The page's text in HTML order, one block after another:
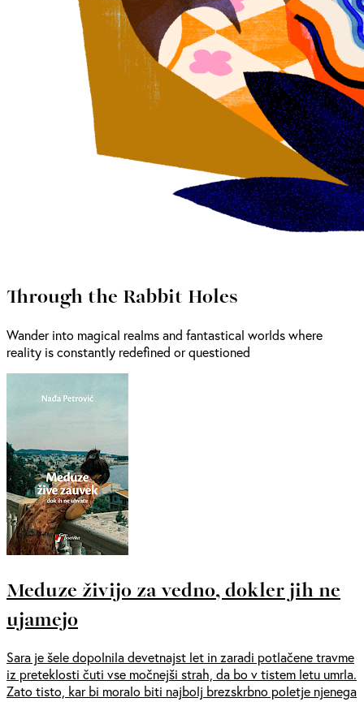
Through the Rabbit Holes
Wander into magical realms and fantastical worlds where
reality is constantly redefined or questioned
Meduze živijo za vedno, dokler jih ne
ujamejo
Sara je šele dopolnila devetnajst let in zaradi potlačene travme
iz preteklosti čuti vse močnejši strah, da bo v tistem letu umrla.
Zato tisto, kar bi moralo biti najbolj brezskrbno poletje njenega